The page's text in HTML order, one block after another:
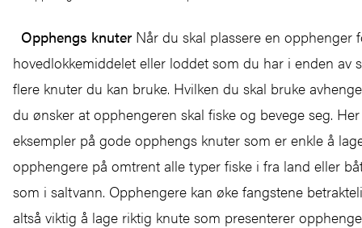
Opphengs knuter Når du skal plassere en opphenger
hovedlokkemiddelet eller loddet som du har i enden av
flere knuter du kan bruke. Hvilken du skal bruke
du ønsker at opphengeren skal fiske og bevege seg.
eksempler på gode opphengs knuter som er enkle å
opphengere på omtrent alle typer fiske i fra land eller
som i saltvann. Opphengere kan øke fangstene
altså viktig å lage riktig knute som presenterer